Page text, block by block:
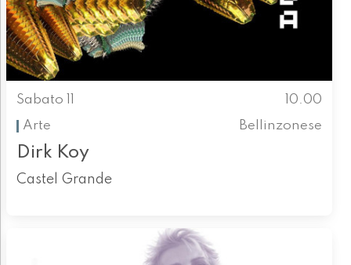
Sabato 11
10.00
Arte
Bellinzonese
Dirk Koy
Castel Grande